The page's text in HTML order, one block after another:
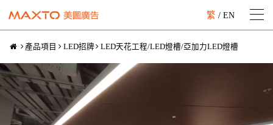
繁 / EN
產品項目 LED招牌 LED天花工程/LED燈槽/亞加力LED燈槽